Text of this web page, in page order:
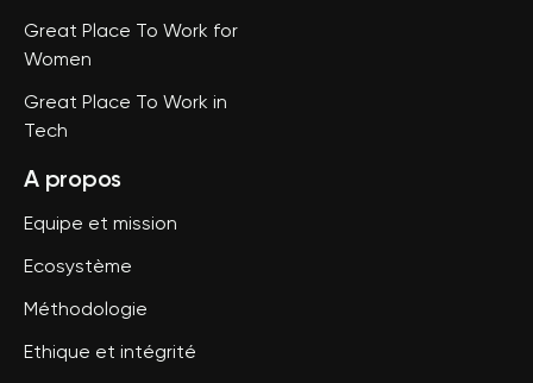
Great Place To Work for
Women
Great Place To Work in
Tech
A propos
Equipe et mission
Ecosystème
Méthodologie
Ethique et intégrité